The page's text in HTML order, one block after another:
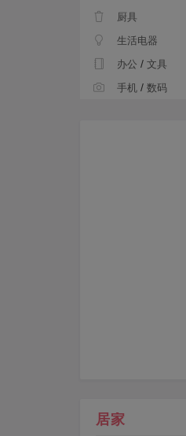
厨具
生活电器
办公 / 文具
手机/ 数码
居家